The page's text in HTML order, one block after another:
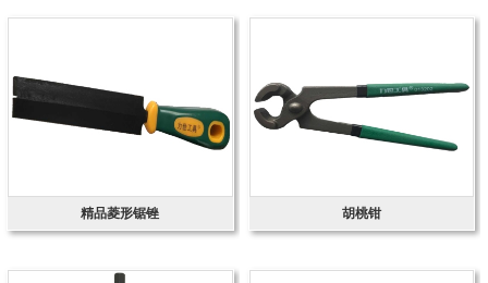
精品菱形锯锉 胡桃钳